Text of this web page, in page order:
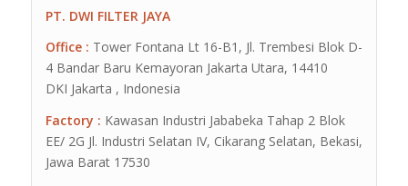
PT. DWI FILTER JAYA
Office : Tower Fontana Lt 16-B1, Jl. Trembesi Blok D-
4 Bandar Baru Kemayoran Jakarta Utara, 14410
DKI Jakarta , Indonesia
Factory : Kawasan Industri Jababeka Tahap 2 Blok
EE/ 2G Jl. Industri Selatan IV, Cikarang Selatan, Bekasi,
Jawa Barat 17530